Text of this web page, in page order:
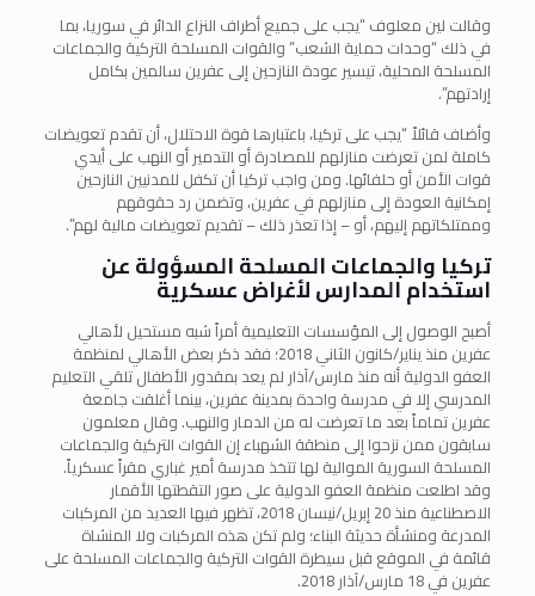
وقالت لين معلوف “يجب على جميع أطراف النزاع الدائر في سوريا، بما
في ذلك “وحدات حماية الشعب” والقوات المسلحة التركية والجماعات
المسلحة المحلية، تيسير عودة النازحين إلى عفرين سالمين بكامل
إرادتهم”.
وأضاف قائلاً “يجب على تركيا، باعتبارها قوة الاحتلال، أن تقدم تعويضات
كاملة لمن تعرضت منازلهم للمصادرة أو التدمير أو النهب على أيدي
قوات الأمن أو حلفائها. ومن واجب تركيا أن تكفل للمدنيين النازحين
إمكانية العودة إلى منازلهم في عفرين، وتضمن رد حقوقهم
وممتلكاتهم إليهم، أو – إذا تعذر ذلك – تقديم تعويضات مالية لهم”.
تركيا والجماعات المسلحة المسؤولة عن
استخدام المدارس لأغراض عسكرية
أصبح الوصول إلى المؤسسات التعليمية أمراً شبه مستحيل لأهالي
عفرين منذ يناير/كانون الثاني 2018؛ فقد ذكر بعض الأهالي لمنظمة
العفو الدولية أنه منذ مارس/آذار لم يعد بمقدور الأطفال تلقي التعليم
المدرسي إلا في مدرسة واحدة بمدينة عفرين، بينما أغلقت جامعة
عفرين تماماً بعد ما تعرضت له من الدمار والنهب. وقال معلمون
سابقون ممن نزحوا إلى منطقة الشهباء إن القوات التركية والجماعات
المسلحة السورية الموالية لها تتخذ مدرسة أمير غباري مقراً عسكرياً.
وقد اطلعت منظمة العفو الدولية على صور التقطتها الأقمار
الاصطناعية منذ 20 إبريل/نيسان 2018، تظهر فيها العديد من المركبات
المدرعة ومنشأة حديثة البناء؛ ولم تكن هذه المركبات ولا المنشاة
قائمة في الموقع قبل سيطرة القوات التركية والجماعات المسلحة على
عفرين في 18 مارس/آذار 2018.